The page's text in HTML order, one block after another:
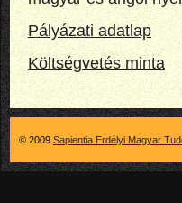
Pályázati adatlap
Költségvetés minta
© 2009 Sapientia Erdélyi Magyar